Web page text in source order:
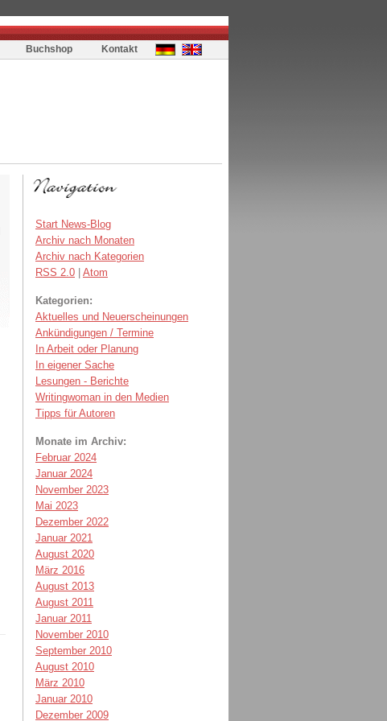
Buchshop Kontakt
Start News-Blog
Archiv nach Monaten
Archiv nach Kategorien
RSS 2.0 | Atom
Kategorien:
Aktuelles und Neuerscheinungen
Ankündigungen / Termine
In Arbeit oder Planung
In eigener Sache
Lesungen - Berichte
Writingwoman in den Medien
Tipps für Autoren
Monate im Archiv:
Februar 2024
Januar 2024
November 2023
Mai 2023
Dezember 2022
Januar 2021
August 2020
März 2016
August 2013
August 2011
Januar 2011
November 2010
September 2010
August 2010
März 2010
Januar 2010
Dezember 2009